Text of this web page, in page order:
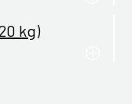
kg)